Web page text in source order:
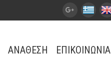
ΑΝΑΘΕΣΗ ΕΠΙΚΟΙΝΩΝΙΑ